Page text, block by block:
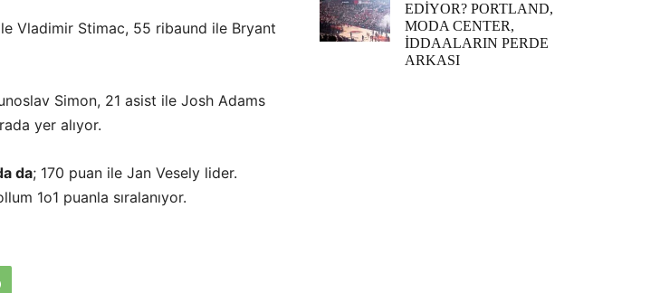
Vladimir Stimac, 55 ribaund ile Bryant
Simon, 21 asist ile Josh Adams
yer alıyor.
da; 170 puan ile Jan Vesely lider.
1o1 puanla sıralanıyor.
EDİYOR? PORTLAND,
MODA CENTER,
İDDAALARIN PERDE
ARKASI